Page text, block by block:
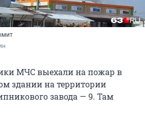
МЧС выехали на пожар в
здании на территории
завода — 9. Там